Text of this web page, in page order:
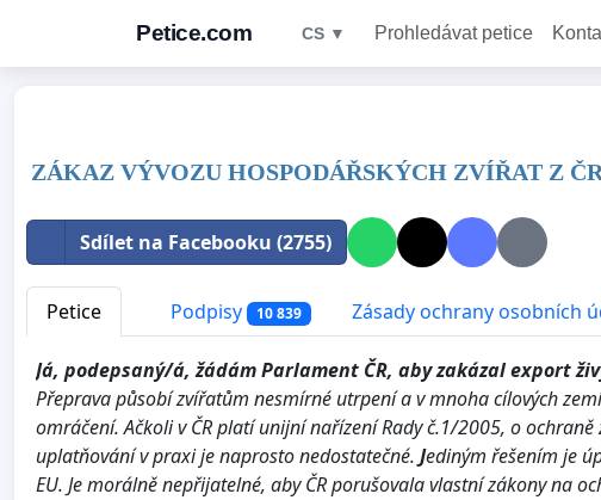
Petice.com CS ▼ Prohledávat petice
ZÁKAZ VÝVOZU HOSPODÁŘSKÝCH ZVÍŘAT Z
Sdílet na Facebooku (2755)
Petice Podpisy 10 839 Zásady ochrany osobních
Já, podepsaný/á, žádám Parlament ČR, aby zakázal export
Přeprava působí zvířatům nesmírné utrpení a v mnoha cílových
omráčení.Ačkoli v ČR platí unijní nařízení Rady č.1/2005, o
uplatňování v praxi je naprosto nedostatečné. Jediným řešením je
EU. Je morálně nepřijatelné, aby ČR porušovala vlastní zákony na